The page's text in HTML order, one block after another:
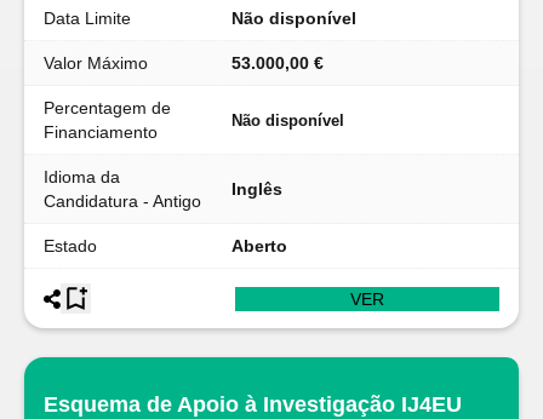
Data Limite Não disponível
Valor Máximo 53.000,00 €
Percentagem de
Financiamento
Não disponível
Idioma da
Candidatura - Antigo
Inglês
Estado Aberto
VER
Esquema de Apoio à Investigação IJ4EU